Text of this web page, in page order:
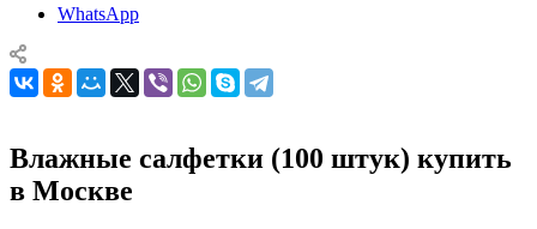
WhatsApp
Влажные салфетки (100 штук) купить
в Москве